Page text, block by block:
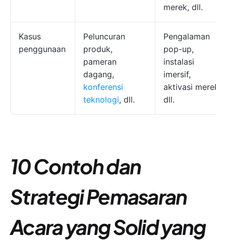
merek, dll.
Kasus
penggunaan
Peluncuran
produk,
pameran
dagang,
konferensi
teknologi, dll.
Pengalaman
pop-up,
instalasi
imersif,
aktivasi merek,
dll.
10 Contoh dan
Strategi Pemasaran
Acara yang Solid yang